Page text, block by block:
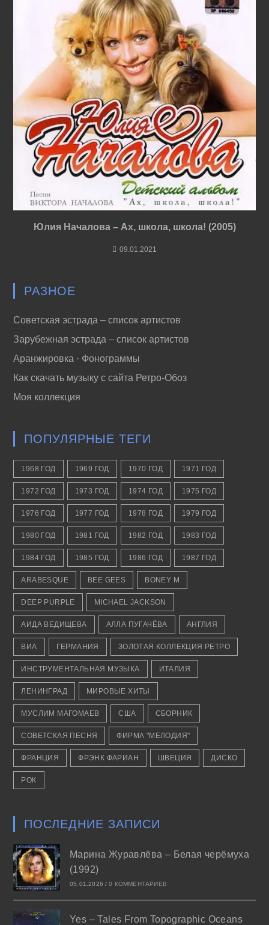
Юлия Началова – Ах, школа, школа! (2005)
09.01.2021
РАЗНОЕ
Советская эстрада – список артистов
Зарубежная эстрада – список артистов
Аранжировка · Фонограммы
Как скачать музыку с сайта Ретро-Обоз
Моя коллекция
ПОПУЛЯРНЫЕ ТЕГИ
1968 ГОД 1969 ГОД 1970 ГОД 1971 ГОД
1972 ГОД 1973 ГОД 1974 ГОД 1975 ГОД
1976 ГОД 1977 ГОД 1978 ГОД 1979 ГОД
1980 ГОД 1981 ГОД 1982 ГОД 1983 ГОД
1984 ГОД 1985 ГОД 1986 ГОД 1987 ГОД
ARABESQUE BEE GEES BONEY M
DEEP PURPLE MICHAEL JACKSON
АИДА ВЕДИЩЕВА АЛЛА ПУГАЧЁВА АНГЛИЯ
ВИА ГЕРМАНИЯ ЗОЛОТАЯ КОЛЛЕКЦИЯ РЕТРО
ИНСТРУМЕНТАЛЬНАЯ МУЗЫКА ИТАЛИЯ
ЛЕНИНГРАД МИРОВЫЕ ХИТЫ
МУСЛИМ МАГОМАЕВ США СБОРНИК
СОВЕТСКАЯ ПЕСНЯ ФИРМА "МЕЛОДИЯ"
ФРАНЦИЯ ФРЭНК ФАРИАН ШВЕЦИЯ ДИСКО
РОК
ПОСЛЕДНИЕ ЗАПИСИ
Марина Журавлёва – Белая черёмуха
(1992)
05.01.2026 / 0 КОММЕНТАРИЕВ
Yes – Tales From Topographic Oceans